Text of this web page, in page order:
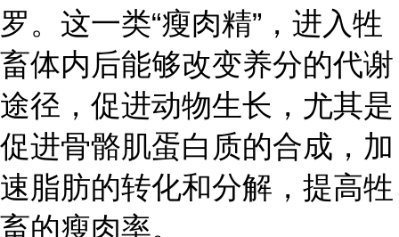
罗。这一类“瘦肉精”，进入牲
畜体内后能够改变养分的代谢
途径，促进动物生长，尤其是
促进骨骼肌蛋白质的合成，加
速脂肪的转化和分解，提高牲
畜的瘦肉率。